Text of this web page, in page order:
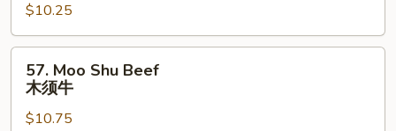
须
鸡
$10.25
Moo
Shu
Beef
57. Moo Shu Beef
木须牛
$10.75